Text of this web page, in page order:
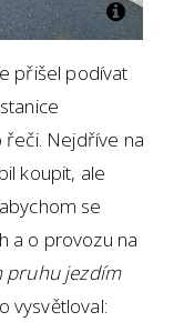
přišel podívat
řeči. Nejdříve na
koupit, ale
se
a o provozu na
pruhu jezdím
vysvětloval: